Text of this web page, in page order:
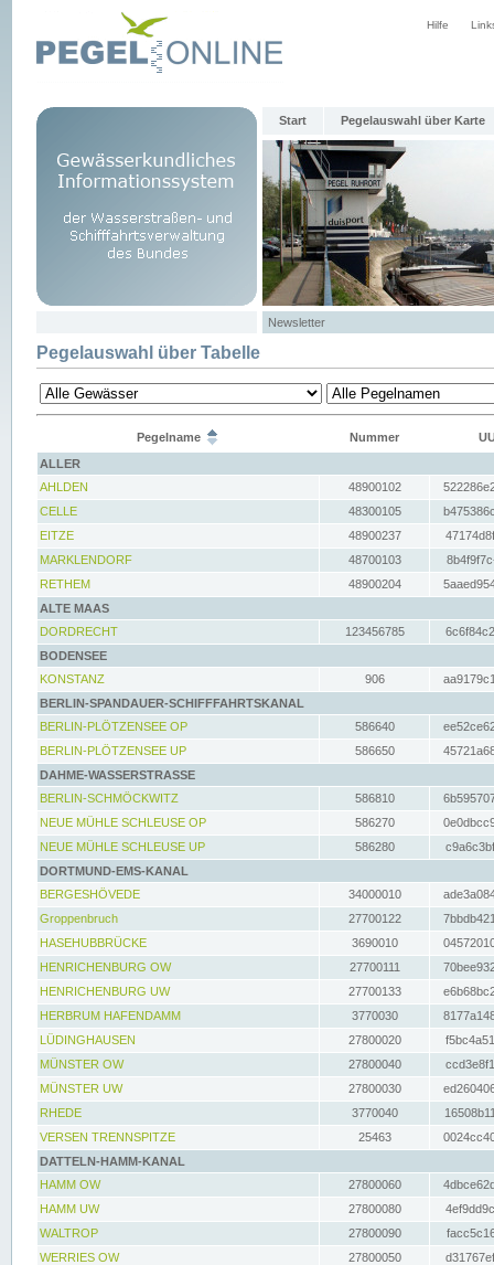
Hilfe
Start Pegelauswahl über Karte
Newsletter
Pegelauswahl über Tabelle
Pegelname Nummer
ALLER
AHLDEN
48900102
CELLE
48300105
EITZE
48900237
MARKLENDORF
48700103
RETHEM
48900204
ALTE MAAS
DORDRECHT
123456785
BODENSEE
KONSTANZ
906
BERLIN-SPANDAUER-SCHIFFFAHRTSKANAL
BERLIN-PLÖTZENSEE OP
586640
BERLIN-PLÖTZENSEE UP
586650
DAHME-WASSERSTRASSE
BERLIN-SCHMÖCKWITZ
586810
NEUE MÜHLE SCHLEUSE OP
586270
NEUE MÜHLE SCHLEUSE UP
586280
DORTMUND-EMS-KANAL
BERGESHÖVEDE
34000010
Groppenbruch
27700122
HASEHUBBRÜCKE
3690010
HENRICHENBURG OW
27700111
HENRICHENBURG UW
27700133
HERBRUM HAFENDAMM
3770030
LÜDINGHAUSEN
27800020
MÜNSTER OW
27800040
MÜNSTER UW
27800030
RHEDE
3770040
VERSEN TRENNSPITZE
25463
DATTELN-HAMM-KANAL
HAMM OW
27800060
HAMM UW
27800080
WALTROP
27800090
WERRIES OW
27800050